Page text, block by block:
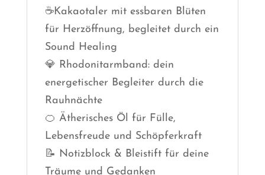
☕️Kakaotaler mit essbaren Blüten
für Herzöffnung, begleitet durch ein
Sound Healing
💎 Rhodonitarmband: dein
energetischer Begleiter durch die
Rauhnächte
🍊 Ätherisches Öl für Fülle,
Lebensfreude und Schöpferkraft
📝 Notizblock & Bleistift für deine
Träume und Gedanken